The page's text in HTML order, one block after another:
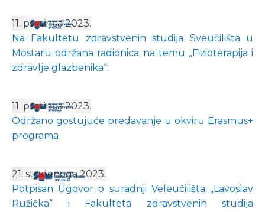
11. prosinca 2023.
Na Fakultetu zdravstvenih studija Sveučilišta u
Mostaru održana radionica na temu „Fizioterapija i
zdravlje glazbenika“.
11. prosinca 2023.
Održano gostujuće predavanje u okviru Erasmus+
programa
21. studenoga 2023.
Potpisan Ugovor o suradnji Veleučilišta „Lavoslav
Ružička“ i Fakulteta zdravstvenih studija